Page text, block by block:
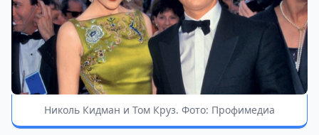
Николь Кидман и Том Круз. Фото: Профимедиа